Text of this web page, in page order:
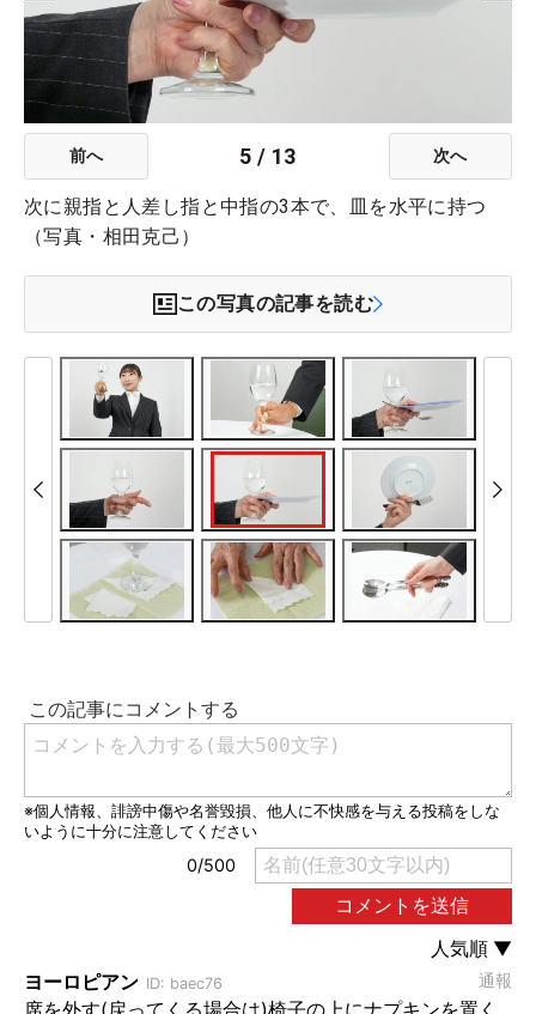
前へ 5 / 13 次へ
次に親指と人差し指と中指の3本で、皿を水平に持つ
（写真・相田克己）
この写真の記事を読む